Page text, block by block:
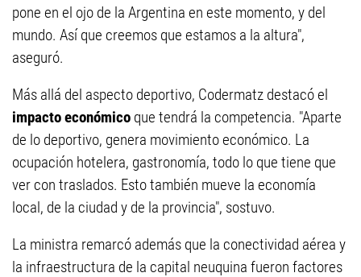
pone en el ojo de la Argentina en este momento, y del
mundo. Así que creemos que estamos a la altura",
aseguró.
Más allá del aspecto deportivo, Codermatz destacó el
impacto económico que tendrá la competencia. "Aparte
de lo deportivo, genera movimiento económico. La
ocupación hotelera, gastronomía, todo lo que tiene que
ver con traslados. Esto también mueve la economía
local, de la ciudad y de la provincia", sostuvo.
La ministra remarcó además que la conectividad aérea y
la infraestructura de la capital neuquina fueron factores